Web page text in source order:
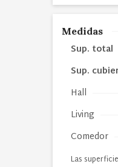
Medidas
Sup. total
Sup.
Hall
Living
Comedor
Las